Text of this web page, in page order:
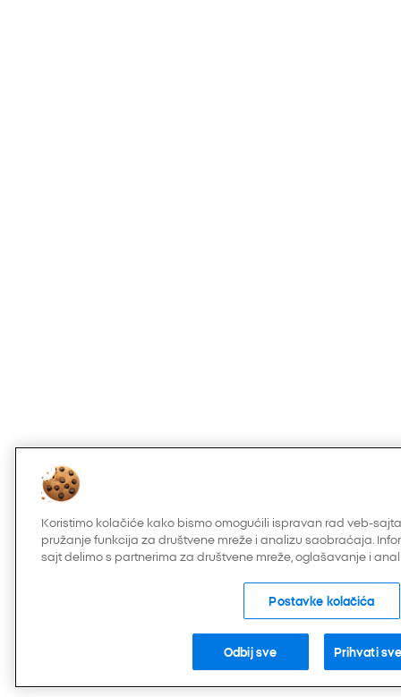
Koristimo kolačiće kako bismo omogućili ispravan rad veb-
pružanje funkcija za društvene mreže i analizu saobraćaja.
sajt delimo s partnerima za društvene mreže, oglašavanje i
Postavke kolačića
Odbij sve Prihvati